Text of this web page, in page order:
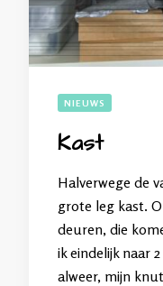
NIEUWS
Kast
Halverwege de
grote leg kast.
deuren, die
ik eindelijk naar
alweer, mijn